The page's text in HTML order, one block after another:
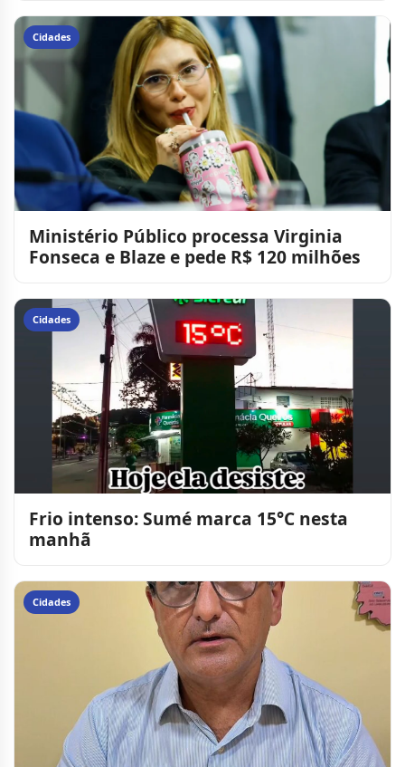
Cidades
Ministério Público processa Virginia
Fonseca e Blaze e pede R$ 120 milhões
Cidades
Frio intenso: Sumé marca 15°C nesta
manhã
Cidades